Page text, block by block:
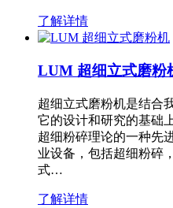
了解详情
LUM 超细立式磨粉
超细立式磨粉机是结合
它的设计和研究的基础
超细粉碎理论的一种先
业设备，包括超细粉碎
式…
了解详情